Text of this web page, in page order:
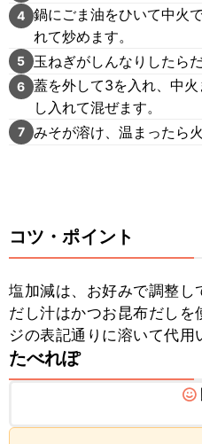
4 鍋にごま油をひいて中火
れて炒めます。
5 玉ねぎがしんなりしたら
6 蓋を外して3を入れ、中
し入れて混ぜます。
7 みそが溶け、温まったら
コツ・ポイント
塩加減は、お好みで調整し
だし汁はかつお昆布だし
ジの表記通りに溶いて代用
たべれぽ